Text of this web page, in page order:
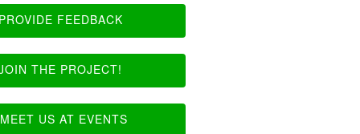
FEEDBACK
THE PROJECT!
US AT EVENTS